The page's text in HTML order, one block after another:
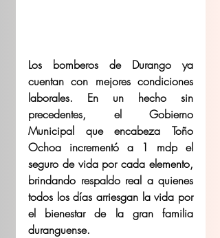
Los bomberos de Durango ya
cuentan con mejores condiciones
laborales. En un hecho sin
precedentes, el Gobierno
Municipal que encabeza Toño
Ochoa incrementó a 1 mdp el
seguro de vida por cada elemento,
brindando respaldo real a quienes
todos los días arriesgan la vida por
el bienestar de la gran familia
duranguense.